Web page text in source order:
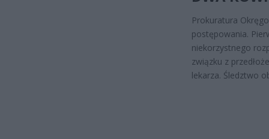
Prokuratura
postępowania.
niekorzystnego
związku z
lekarza. Śledztwo